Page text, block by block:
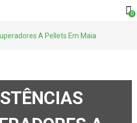
0
A Pellets Em Maia